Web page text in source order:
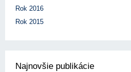
Rok 2016
Rok 2015
Najnovšie publikácie